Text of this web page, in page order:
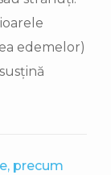
edemelor)
precum